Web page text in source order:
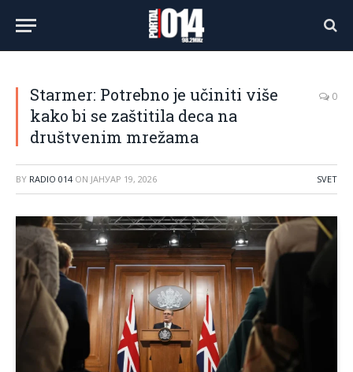
Starmer: Potrebno je učiniti više
kako bi se zaštitila deca na
društvenim mrežama
0
BY RADIO 014 ON ЈАНУАР 19, 2026 SVET